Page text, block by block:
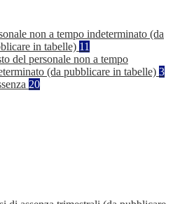
non a tempo indeterminato (da
in tabelle) 11
del personale non a tempo
(da pubblicare in tabelle) 3
20